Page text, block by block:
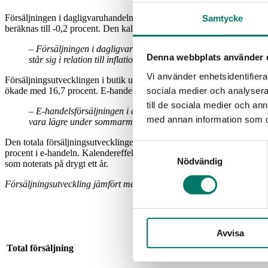
Samtycke
Denna webbplats använder
Vi använder
sociala medier och
till de sociala medier och
med annan information som
Samtyckesval
Nödvändig
Avvisa
Försäljningen i dagligvaruhandeln ökade med 4,2 procent under
beräknas till -0,2 procent. Den kalenderkorrigerade
– Försäljningen i dagligvaruhandeln ökade med 4,2 procent i
står sig i relation till inflationen. Det finns dock tecken på en
Försäljningsutvecklingen i butik uppgick i juni till 3,8 procent
ökade med 16,7 procent. E-handelns andel av
– E-handelsförsäljningen i dagligvaruhandeln var ovanligt
vara lägre under sommarmånaderna i takt med att fler är
Den totala försäljningsutvecklingen under årets andra kvartal
procent i e-handeln. Kalendereffekten beräknas till 1,2 procent för
som noterats på drygt ett år.
Försäljningsutveckling jämfört med samma period föregående år.
Q2 2025 Juni 2025
Total försäljning 6,2% 4,2%